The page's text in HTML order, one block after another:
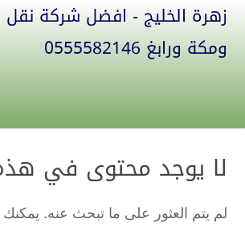
زهرة الخليج - افضل شركة
ومكة ورابغ 0555582146
لا يوجد محتوى في
لم يتم العثور على ما تبحث عنه.